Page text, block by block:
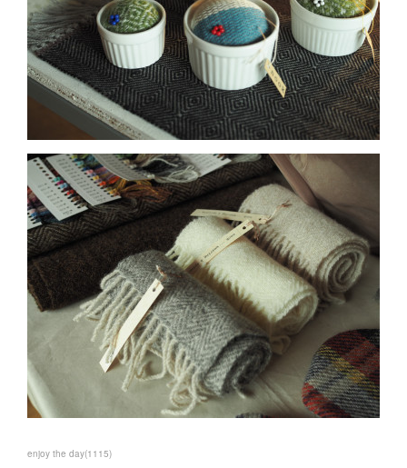
enjoy the day(1115)